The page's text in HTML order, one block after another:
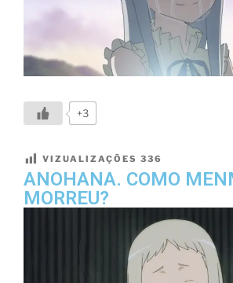
+3
VIZUALIZAÇÕES 336
ANOHANA. COMO
MORREU?